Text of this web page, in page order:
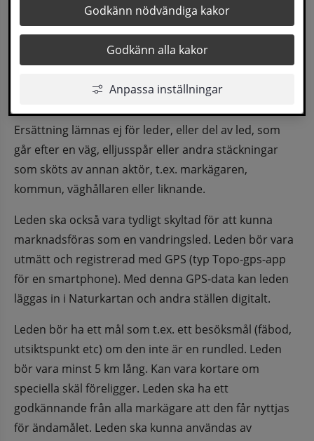
Godkänn nödvändiga kakor
Godkänn alla kakor
Anpassa inställningar
Gäller för vandring- och cykelleder som används
sommartid, ej för skidspår, skoterleder…
För att ersättning till led ska godkännas görs en
beslutet behöver du uppge lite information nedan.
Ersättning lämnas ej för leder, eller del av led, som
går efter en väg, elljusspår eller andra stäckningar
som sköts av annan aktör, t.ex. markägaren,
kommun, väghållaren eller liknande.
Leden ska också vara tydligt skyltad för att kunna
marknadsföras som en vandringsled. Leden bör vara
utmätt och registrerad med GPS (typ Topo-gps-app
för en smartphone). Med denna GPS-data kan leden
läggas in i Naturkartan och andra ställen digitalt.
Leden bör ha ett mål som t.ex. ett besöksmål (fäbod,
utsiktspunkt etc) om den inte är en rundled. Leden
bör vara minst 5 km lång. Kan vara kortare om
speciella skäl föreligger. Leden ska ha ett
godkännande från alla markägare att den får nyttjas
för ändamålet. Leden ska kunna användas av